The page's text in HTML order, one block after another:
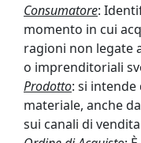
Consumatore:
momento in cui
ragioni non legate
o imprenditoriali
Prodotto: si
materiale, anche
sui canali di